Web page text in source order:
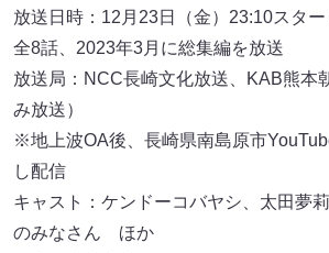
放送日時：12月23日（金）23:10スター
全8話、2023年3月に総集編を放送
放送局：NCC長崎文化放送、KAB熊本
み放送）
※地上波OA後、長崎県南島原市
し配信
キャスト：ケンドーコバヤシ、太田夢
のみなさん ほか